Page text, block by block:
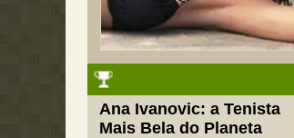
Ana Ivanovic: a Tenista
Mais Bela do Planeta